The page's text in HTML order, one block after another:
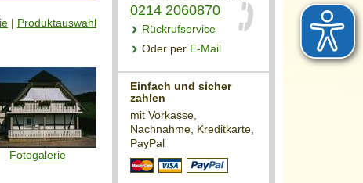
| Produktauswahl
Fotogalerie
0214 2060870
Rückrufservice
Oder per E-Mail
Einfach und sicher
zahlen
mit Vorkasse,
Nachnahme, Kreditkarte,
PayPal